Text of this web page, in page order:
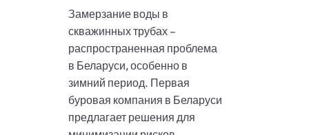
Замерзание воды в
скважинных трубах –
распространенная проблема
в Беларуси, особенно в
зимний период. Первая
буровая компания в Беларуси
предлагает решения для